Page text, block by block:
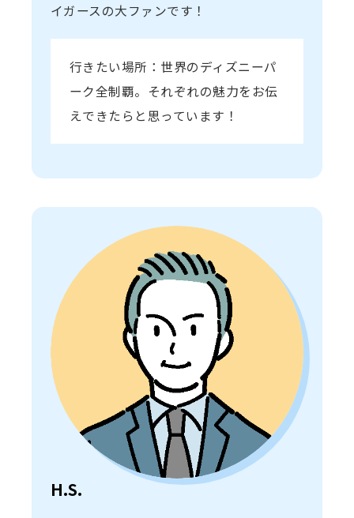
イガースの大ファンです！
行きたい場所：世界のディズニーパ
ーク全制覇。それぞれの魅力をお伝
えできたらと思っています！
H.S.